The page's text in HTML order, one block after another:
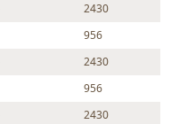
2430
956
2430
956
2430